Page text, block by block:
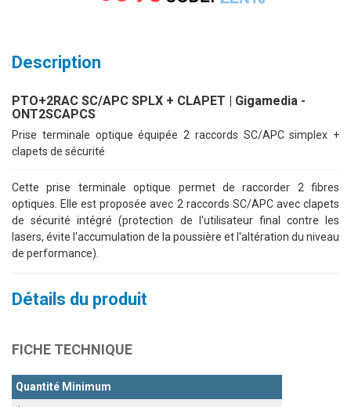
Description
PTO+2RAC SC/APC SPLX + CLAPET | Gigamedia -
ONT2SCAPCS
Prise terminale optique équipée 2 raccords SC/APC simplex +
clapets de sécurité
Cette prise terminale optique permet de raccorder 2 fibres
optiques. Elle est proposée avec 2 raccords SC/APC avec clapets
de sécurité intégré (protection de l'utilisateur final contre les
lasers, évite l'accumulation de la poussière et l'altération du niveau
de performance).
Détails du produit
FICHE TECHNIQUE
Quantité Minimum